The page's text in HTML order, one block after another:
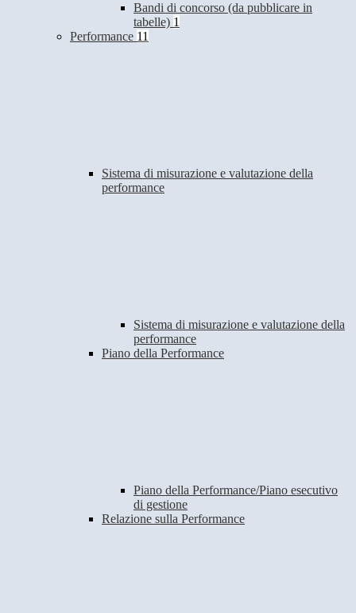
Bandi di concorso (da pubblicare in
tabelle) 1
Performance 11
Sistema di misurazione e valutazione della
performance
Sistema di misurazione e valutazione della
performance
Piano della Performance
Piano della Performance/Piano esecutivo
di gestione
Relazione sulla Performance